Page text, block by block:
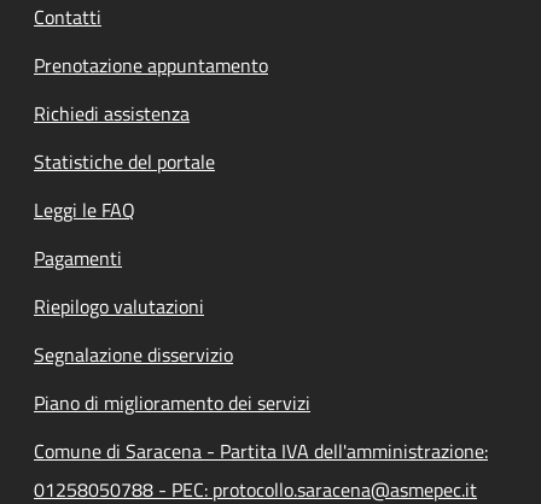
Contatti
Prenotazione appuntamento
Richiedi assistenza
Statistiche del portale
Leggi le FAQ
Pagamenti
Riepilogo valutazioni
Segnalazione disservizio
Piano di miglioramento dei servizi
Comune di Saracena - Partita IVA dell'amministrazione:
01258050788 - PEC: protocollo.saracena@asmepec.it